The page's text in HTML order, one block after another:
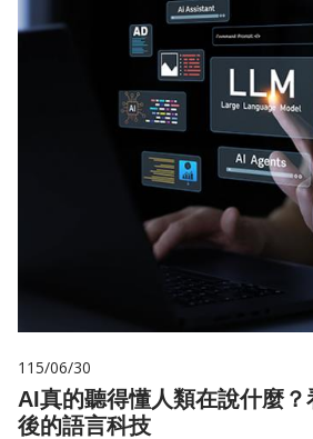
115/06/30
AI真的聽得懂人類在說什麼
後的語言科技